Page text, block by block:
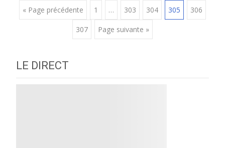
Posts
navigation
« Page précédente 1 … 303 304 305 306
307 Page suivante »
LE DIRECT